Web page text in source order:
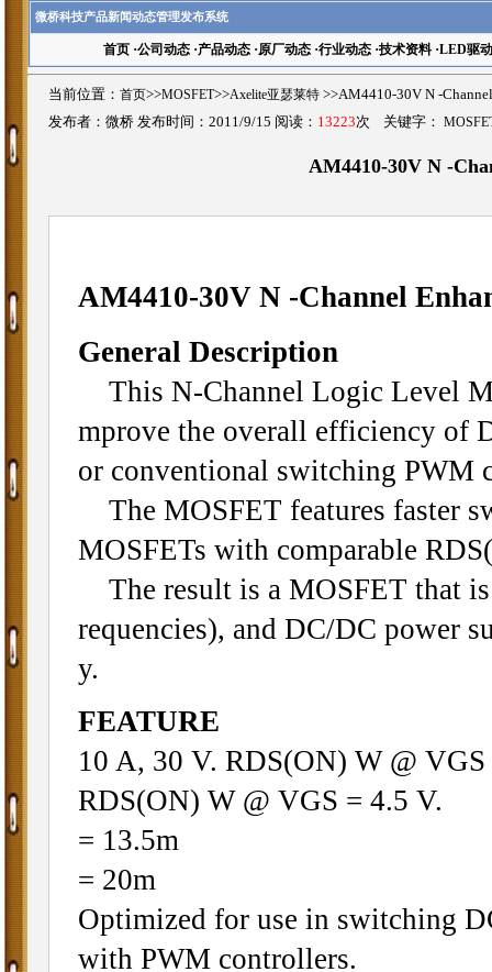
微桥科技产品新闻动态管理发布系统
首页·公司动态·产品动态·原厂动态·行业动态·技术资料·LED驱动
当前位置： 首页>>MOSFET>>Axelite亚瑟莱特 >>AM4410-30V N -
发布者：微桥 发布时间：2011/9/15 阅读： 13223次 关键字：
AM4410-30V N -
AM4410-30V N -Channel
General Description
This N-Channel Logic Level
mprove the overall efficiency of
or conventional switching PWM
The MOSFET features faster
MOSFETs with comparable
The result is a MOSFET that
requencies), and DC/DC power
y.
FEATURE
10 A, 30 V. RDS(ON) W @
RDS(ON) W @ VGS = 4.5 V.
= 13.5m
= 20m
Optimized for use in switching
with PWM controllers.